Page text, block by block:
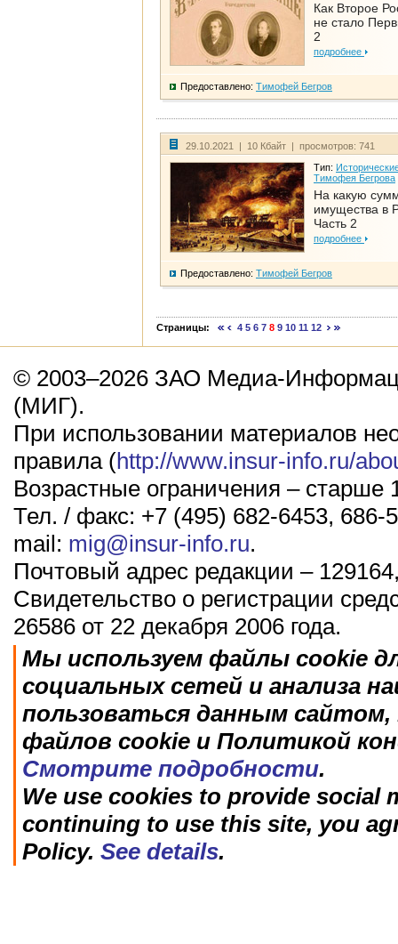
Как Второе
не стало
2
подробнее
Предоставлено: Тимофей Бегров
29.10.2021 | 10 Кбайт | просмотров: 741
Тип:
Тимофея Бегрова
На какую
имущества в
Часть 2
подробнее
Предоставлено: Тимофей Бегров
Страницы: 4 5 6 7 8 9 10 11 12
© 2003–2026 ЗАО Медиа-
(МИГ).
При использовании материалов
правила (http://www.insur-info.ru/
Возрастные ограничения – старше
Тел. / факс: +7 (495) 682-6453, 686-
mail: mig@insur-info.ru.
Почтовый адрес редакции –
Свидетельство о регистрации
26586 от 22 декабря 2006 года.
Мы используем файлы cookie
социальных сетей и анализа
пользоваться данным
файлов cookie и Политикой
Смотрите подробности.
We use cookies to provide social
continuing to use this site, you
Policy. See details.